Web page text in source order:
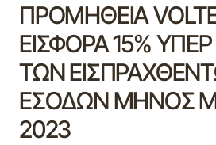
ΠΡΟΜΗΘΕΙΑ
ΕΙΣΦΟΡΑ 15%
ΤΩΝ
ΕΣΟΔΩΝ ΜΗΝΟΣ
2023